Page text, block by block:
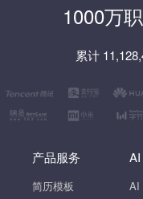
1000万
累计
产品服务
简历模板
AI